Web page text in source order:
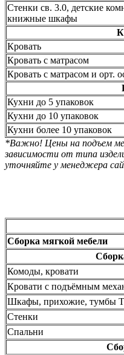
Стенки св. 3.0, детские
книжные шкафы
Кровать
Кровать с матрасом
Кровать с матрасом и орт.
Кухни до 5 упаковок
Кухни до 10 упаковок
Кухни более 10 упаковок
*Важно! Цены на подъем
зависимости от типа
уточняйте у менеджера
Сборка мягкой мебели
Комоды, кровати
Кровати с подъёмным
Шкафы, прихожие, тумбы
Стенки
Спальни